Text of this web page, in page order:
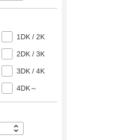
1DK / 2K
2DK / 3K
3DK / 4K
4DK～